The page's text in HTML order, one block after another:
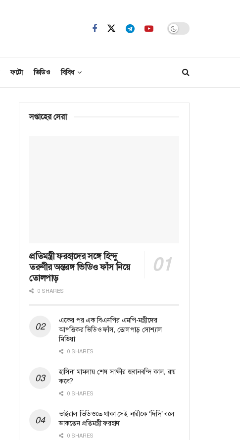
ফটো ভিডিও বিবিধ
সপ্তাহের সেরা
প্রতিমন্ত্রী ফরহাদের সঙ্গে হিন্দু
তরুণীর অন্তরঙ্গ ভিডিও ফাঁস নিয়ে
তোলপাড়
0 SHARES
একের পর এক বিএনপির এমপি-মন্ত্রীদের
আপত্তিকর ভিডিও ফাঁস, তোলপাড় সোশ্যাল
মিডিয়া
0 SHARES
হাসিনা মামলায় শেষ সাক্ষীর জবানবন্দি কাল, রায়
কবে?
0 SHARES
ভাইরাল ভিডিওতে থাকা সেই নারীকে ‘দিদি’ বলে
ডাকতেন প্রতিমন্ত্রী ফরহাদ
0 SHARES